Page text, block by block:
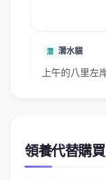
領養代替購買